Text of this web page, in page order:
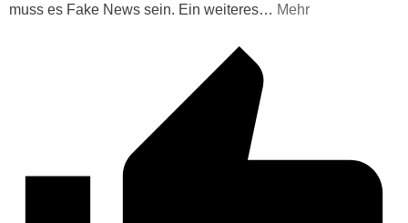
muss es Fake News sein. Ein weiteres… Mehr